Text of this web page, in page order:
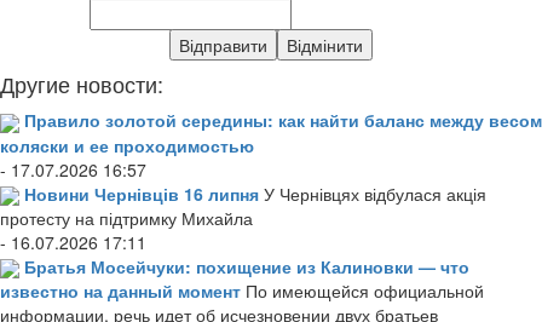
Другие новости:
Правило золотой середины: как найти баланс между весом
коляски и ее проходимостью
- 17.07.2026 16:57
Новини Чернівців 16 липня У Чернівцях відбулася акція
протесту на підтримку Михайла
- 16.07.2026 17:11
Братья Мосейчуки: похищение из Калиновки — что
известно на данный момент По имеющейся официальной
информации, речь идет об исчезновении двух братьев